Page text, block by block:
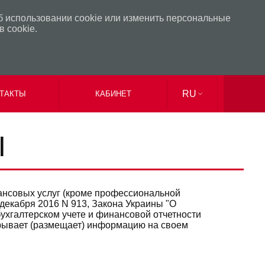
cookie или изменить персональные
cookie.
КАБИНЕТ
RU
услуг (кроме профессиональной
2016 N 913, Закона Украины "О
учете и финансовой отчетности
(размещает) информацию на своем